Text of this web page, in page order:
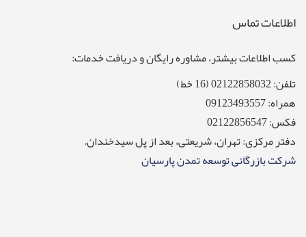
اطلاعات تماس
کسب اطلاعات بیشتر، مشاوره رایگان و دریافت خدمات:
تلفن: 02122858032 (16 خط)
همراه: 09123493557
فکس: 02122856547
دفتر مرکزی: تهران، شریعتی، بعد از پل سیدخندان.
شرکت بازرگانی توسعه تمدن پارسیان